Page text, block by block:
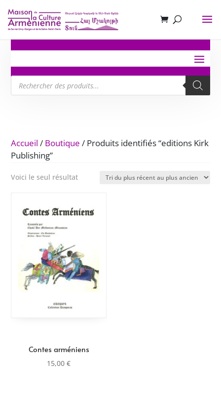
Recherche
de
produits
Accueil / Boutique / Produits identifiés “editions Kirk
Publishing”
Voici le seul résultat
Contes arméniens
15,00€